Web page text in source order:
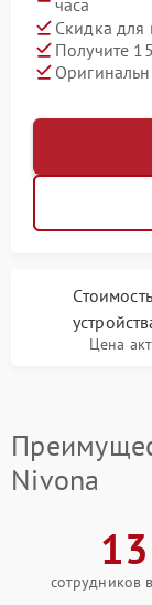
часа
Скидка для
Получите
Цена
Nivona
13
сотрудников